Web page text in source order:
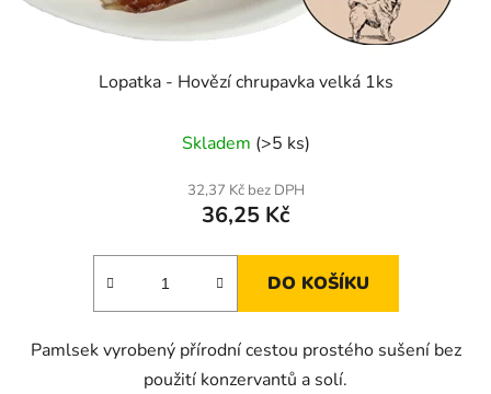
Lopatka - Hovězí chrupavka velká 1ks
Skladem (>5 ks)
32,37 Kč bez DPH
36,25 Kč
DO KOŠÍKU
Pamlsek vyrobený přírodní cestou prostého sušení bez
použití konzervantů a solí.